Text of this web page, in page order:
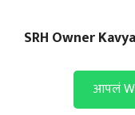
SRH Owner
आपलं